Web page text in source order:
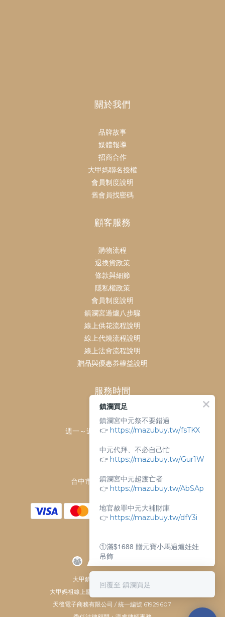
關於我們
品牌故事
媒體報導
招商合作
大甲媽聯名授權
會員制度說明
舊會員找密碼
顧客服務
購物流程
退換貨政策
條款與細節
隱私權政策
會員制度說明
鎮瀾宮過爐八步驟
線上供花流程說明
線上代燒流程說明
線上法會流程說明
贈品與優惠券權益說明
服務時間
客服時間：
週一～週日 上午9點～下午6點
04-26763688
台中市大甲區順天路238號
大甲鎮瀾宮唯一指定 官方商城
大甲媽祖線上購物商城 © All Rights Reserved.
天後電子商務有限公司 / 統一編號 61929607
鎮瀾買足
鎮瀾宮中元祭不要錯過
👉 https://mazubuy.tw/fsTKX
中元代拜、不必自己忙
👉 https://mazubuy.tw/Gur1W
鎮瀾宮中元超渡亡者
👉 https://mazubuy.tw/AbSAp
地官赦罪中元大補財庫
👉 https://mazubuy.tw/dfY3i
①滿$1688 贈元寶小馬過爐娃娃
吊飾
新朋友不知道怎麼買嗎？
回覆至 鎮瀾買足